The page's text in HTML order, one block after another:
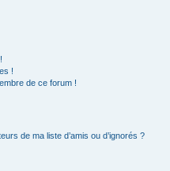
!
de ce forum !
de ma liste d’amis ou d’ignorés ?